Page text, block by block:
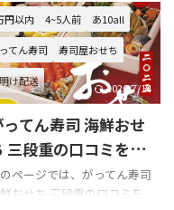
重2名様用全40品目配送日
年12月30日(月) Xでの口コ
温石左近太郎＆ビストロ
和洋コラボおせちを
の際の参考に是非どうぞ!!!
左近太郎＆ビストロ
和洋コラボおせちのX
口コミ #初めてのおせち#
円以内 4~5人前 あ10all
てん寿司 寿司屋おせち
け配送 2026/7/14
ってん寿司 海鮮おせ
三段重の口コミをま
めてみました!!!
ページでは、がってん寿司
おせち 三段重の口コミを